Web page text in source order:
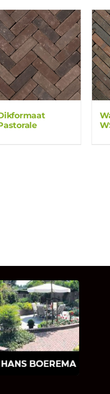
MET HANS
ontstaan is en
motiveert in de
en tegels!